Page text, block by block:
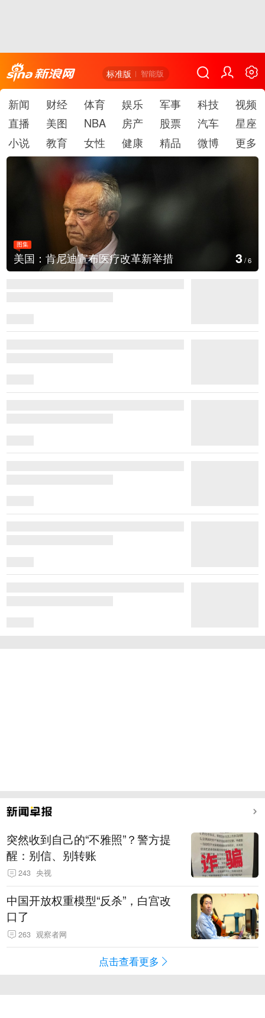
标准版 智能版
新闻 财经 体育 娱乐 军事 科技
视频
直播
美图 NBA 房产 股票 汽车
星座
小说
教育 女性 健康 精品 微博 更多
图集
云南普洱：乡村风光如画 4 /6
突然收到自己的“不雅照”？警方提
醒：别信、别转账
243 央视
中国开放权重模型“反杀”，白宫改
口了
263 观察者网
点击查看更多